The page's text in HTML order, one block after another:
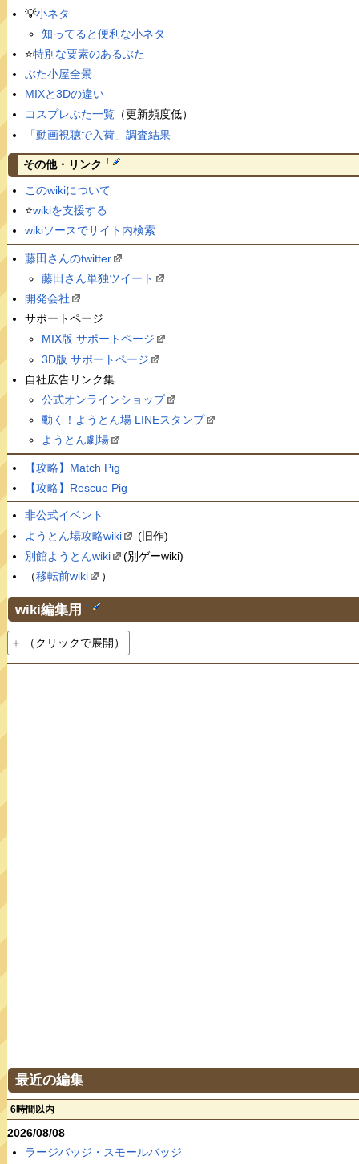
💡小ネタ
知ってると便利な小ネタ
⭐️特別な要素のあるぶた
ぶた小屋全景
MIXと3Dの違い
コスプレぶた一覧（更新頻度低）
「動画視聴で入荷」調査結果
その他・リンク †
このwikiについて
⭐️wikiを支援する
wikiソースでサイト内検索
藤田さんのtwitter
藤田さん単独ツイート
開発会社
サポートページ
MIX版 サポートページ
3D版 サポートページ
自社広告リンク集
公式オンラインショップ
動く！ようとん場 LINEスタンプ
ようとん劇場
【攻略】Match Pig
【攻略】Rescue Pig
非公式イベント
ようとん場攻略wiki
(旧作)
別館ようとんwiki
(別ゲーwiki)
（移転前wiki ）
wiki編集用 †
（クリックで展開）
最近の編集
6時間以内
2026/08/08
ラージバッジ・スモールバッジ